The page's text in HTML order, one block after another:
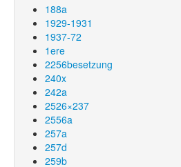
188a
1929-1931
1937-72
1ere
2256besetzung
240x
242a
2526×237
2556a
257a
257d
259b